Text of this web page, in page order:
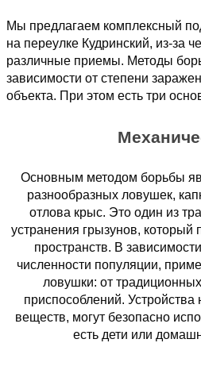
Мы предлагаем комплексный
на переулке Кудринский, из-за
различные приемы. Методы
зависимости от степени
объекта. При этом есть три
Основным методом борьбы
разнообразных ловушек,
отлова крыс. Это один из
устранения грызунов, который
пространств. В
численности популяции,
ловушки: от
приспособлений.
веществ, могут безопасно
есть дети или